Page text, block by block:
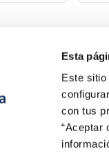
Esta
Este sitio
con tus
“Aceptar